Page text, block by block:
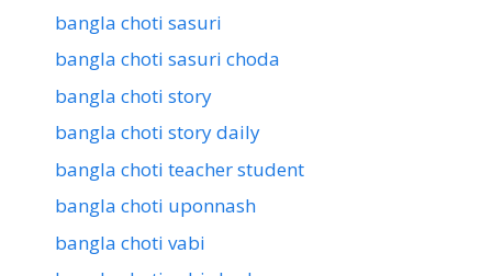
bangla choti sasuri
bangla choti sasuri choda
bangla choti story
bangla choti story daily
bangla choti teacher student
bangla choti uponnash
bangla choti vabi